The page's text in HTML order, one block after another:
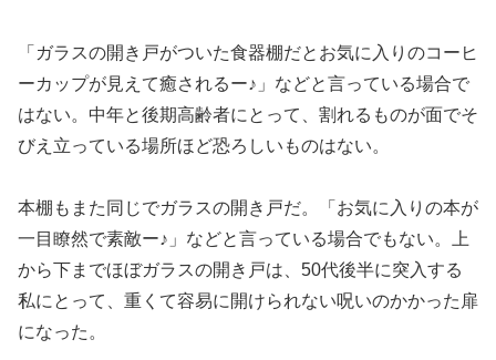
「ガラスの開き戸がついた食器棚だとお気に入りのコーヒ
ーカップが見えて癒されるー♪」などと言っている場合で
はない。中年と後期高齢者にとって、割れるものが面でそ
びえ立っている場所ほど恐ろしいものはない。
本棚もまた同じでガラスの開き戸だ。「お気に入りの本が
一目瞭然で素敵ー♪」などと言っている場合でもない。上
から下までほぼガラスの開き戸は、50代後半に突入する
私にとって、重くて容易に開けられない呪いのかかった扉
になった。